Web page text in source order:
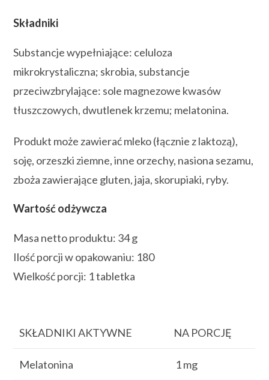
Składniki
Substancje wypełniające: celuloza
mikrokrystaliczna; skrobia, substancje
przeciwzbrylające: sole magnezowe kwasów
tłuszczowych, dwutlenek krzemu; melatonina.
Produkt może zawierać mleko (łącznie z laktozą),
soję, orzeszki ziemne, inne orzechy, nasiona sezamu,
zboża zawierające gluten, jaja, skorupiaki, ryby.
Wartość odżywcza
Masa netto produktu: 34 g
Ilość porcji w opakowaniu: 180
Wielkość porcji: 1 tabletka
SKŁADNIKI AKTYWNE NA PORCJĘ
Melatonina 1 mg